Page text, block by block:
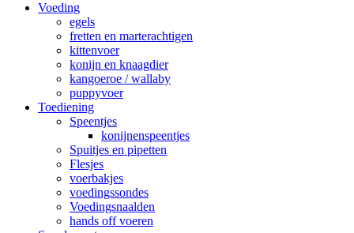
Voeding
egels
fretten en marterachtigen
kittenvoer
konijn en knaagdier
kangoeroe / wallaby
puppyvoer
Toediening
Speentjes
konijnenspeentjes
Spuitjes en pipetten
Flesjes
voerbakjes
voedingssondes
Voedingsnaalden
hands off voeren